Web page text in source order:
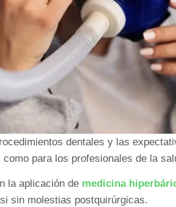
dentales y las
para los profesionales de la
la aplicación de medicina
sin molestias postquirúrgicas.